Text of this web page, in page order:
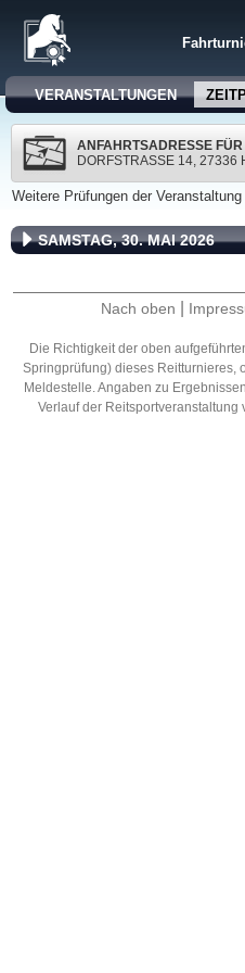
VERANSTALTUNGEN
ANFAHRTSADRESSE
DORFSTRASSE 14, 27336
Weitere Prüfungen der
SAMSTAG, 30. MAI 2026
Nach oben
Die Richtigkeit der oben
Springprüfung) dieses Reitturnieres,
Meldestelle. Angaben zu
Verlauf der